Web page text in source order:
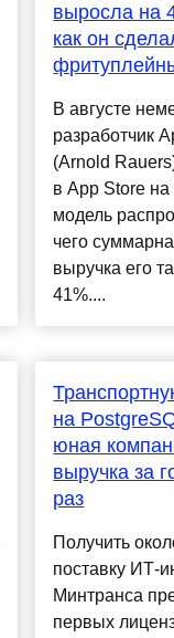
выросла на
как он
В августе
разработчик
(Arnold
в App Store
модель
чего
выручка его
41%....
на
юная
выручка за
раз
Получить
поставку ИТ-
Минтранса
первых